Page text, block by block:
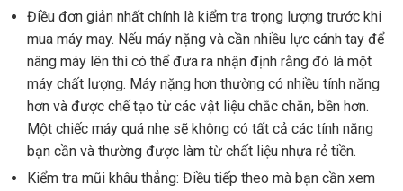
Điều đơn giản nhất chính là kiểm tra trọng lượng trước khi
mua máy may. Nếu máy nặng và cần nhiều lực cánh tay để
nâng máy lên thì có thể đưa ra nhận định rằng đó là một
máy chất lượng. Máy nặng hơn thường có nhiều tính năng
hơn và được chế tạo từ các vật liệu chắc chắn, bền hơn.
Một chiếc máy quá nhẹ sẽ không có tất cả các tính năng
bạn cần và thường được làm từ chất liệu nhựa rẻ tiền.
Kiểm tra mũi khâu thẳng: Điều tiếp theo mà bạn cần xem